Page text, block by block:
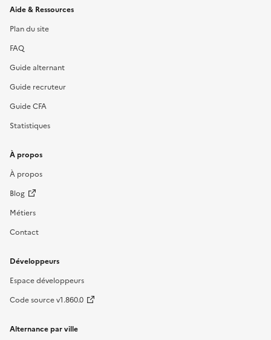
Informations et liens du site
Aide & Ressources
Plan du site
FAQ
Guide alternant
Guide recruteur
Guide CFA
Statistiques
À propos
À propos
Blog
Métiers
Contact
Développeurs
Espace développeurs
Code source v1.860.0
Alternance par ville